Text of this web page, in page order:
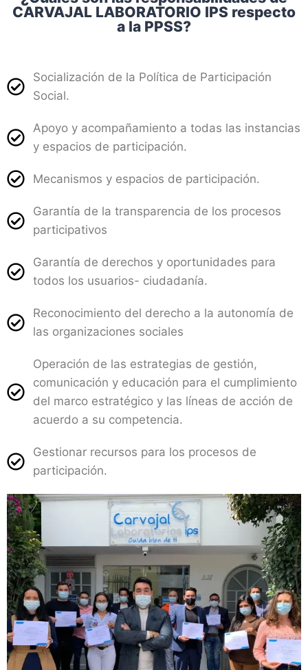
CARVAJAL LABORATORIO IPS respecto
a la PPSS?
Socialización de la Política de Participación
Social.
Apoyo y acompañamiento a todas las instancias
y espacios de participación.
Mecanismos y espacios de participación.
Garantía de la transparencia de los procesos
participativos
Garantía de derechos y oportunidades para
todos los usuarios- ciudadanía.
Reconocimiento del derecho a la autonomía de
las organizaciones sociales
Operación de las estrategias de gestión,
comunicación y educación para el cumplimiento
del marco estratégico y las líneas de acción de
acuerdo a su competencia.
Gestionar recursos para los procesos de
participación.